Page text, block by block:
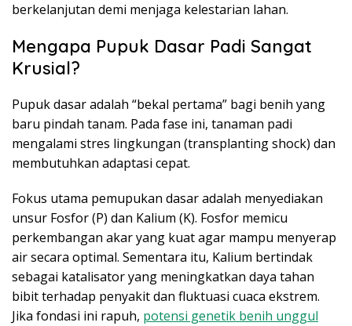
berkelanjutan demi menjaga kelestarian lahan.
Mengapa Pupuk Dasar Padi Sangat
Krusial?
Pupuk dasar adalah “bekal pertama” bagi benih yang
baru pindah tanam. Pada fase ini, tanaman padi
mengalami stres lingkungan (transplanting shock) dan
membutuhkan adaptasi cepat.
Fokus utama pemupukan dasar adalah menyediakan
unsur Fosfor (P) dan Kalium (K). Fosfor memicu
perkembangan akar yang kuat agar mampu menyerap
air secara optimal. Sementara itu, Kalium bertindak
sebagai katalisator yang meningkatkan daya tahan
bibit terhadap penyakit dan fluktuasi cuaca ekstrem.
Jika fondasi ini rapuh, potensi genetik benih unggul